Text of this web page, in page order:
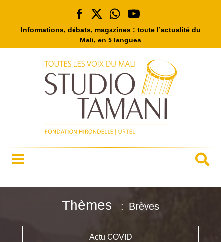
Informations, débats, magazines : toute l’actualité du
Mali, en 5 langues
Thèmes Brèves
Actu COVID